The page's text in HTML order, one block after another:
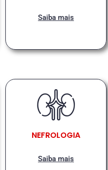
Saiba mais
NEFROLOGIA
Saiba mais